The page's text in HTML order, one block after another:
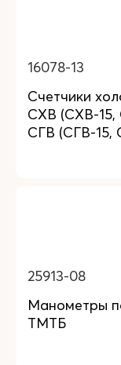
16078-13
Счетчики
СХВ (СХВ-
СГВ (СГВ-15,
25913-08
Манометры
ТМТБ